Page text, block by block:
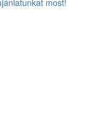
most!